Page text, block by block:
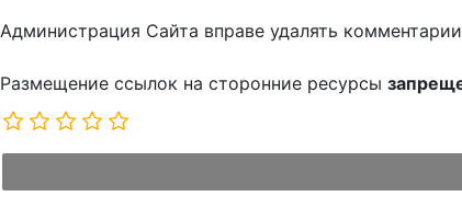
Администрация Сайта вправе удалять
Размещение ссылок на сторонние ресурсы